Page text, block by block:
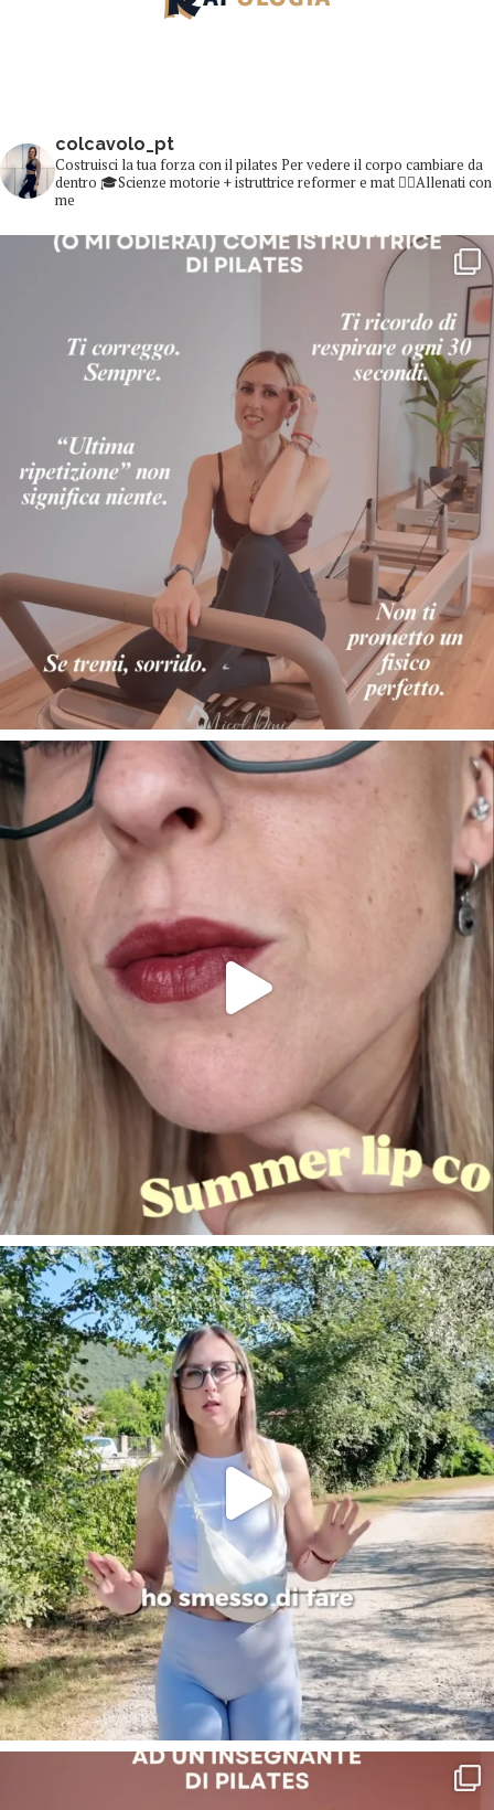
colcavolo_pt
Costruisci la tua forza con il pilates Per vedere il corpo cambiare da
dentro 🎓Scienze motorie + istruttrice reformer e mat 👇🏻Allenati con
me